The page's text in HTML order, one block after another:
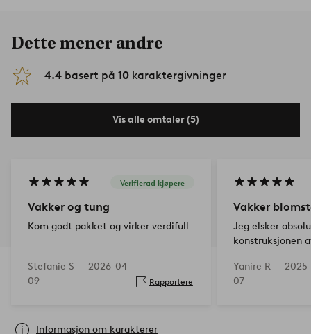
Dette mener andre
4.4 basert på 10 karaktergivninger
Vis alle omtaler (5)
Verifierad kjøpere
Vakker og tung
Kom godt pakket og virker verdifull
Stefanie S — 2026-04-
09
Rapportere
Vakker
Jeg elsker
konstruksjonen
pluss den er av
Leveringen var
Yanire R —
07
Informasjon om karakterer